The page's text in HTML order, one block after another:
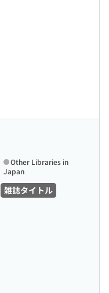
雑誌タイトル
Other Libraries in
Japan